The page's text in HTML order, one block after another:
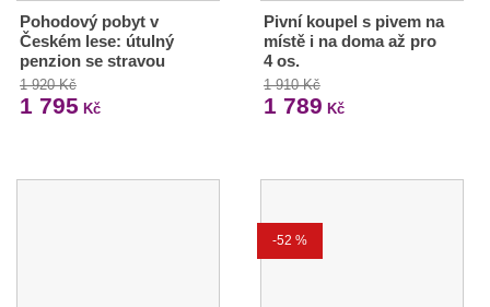
Pohodový pobyt v
Českém lese: útulný
penzion se stravou
1 920 Kč
1 795 Kč
Pivní koupel s pivem na
místě i na doma až pro
4 os.
1 910 Kč
1 789 Kč
-52 %